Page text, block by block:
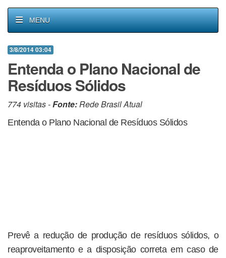
MENU
3/8/2014 03:04
Entenda o Plano Nacional de
Resíduos Sólidos
774 visitas -Fonte:Rede Brasil Atual
Entenda o Plano Nacional de Resíduos Sólidos
Prevê a redução de produção de resíduos sólidos, o
reaproveitamento e a disposição correta em caso de